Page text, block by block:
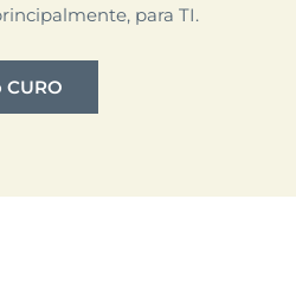
para TI.